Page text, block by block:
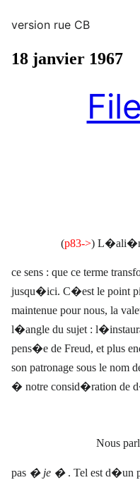
version rue CB
18
(p83->)
ce sens : que ce terme
jusqu�ici. C�est le point
maintenue pour nous, la
l�angle du sujet :
pens�e de Freud, et plus
son patronage sous le nom
� notre consid�ration de
Nous
pas � je � . Tel est d�un